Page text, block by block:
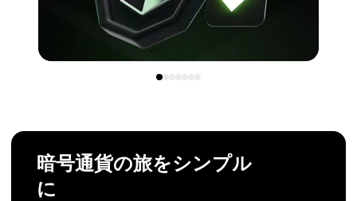
暗号通貨の旅をシンプル
に